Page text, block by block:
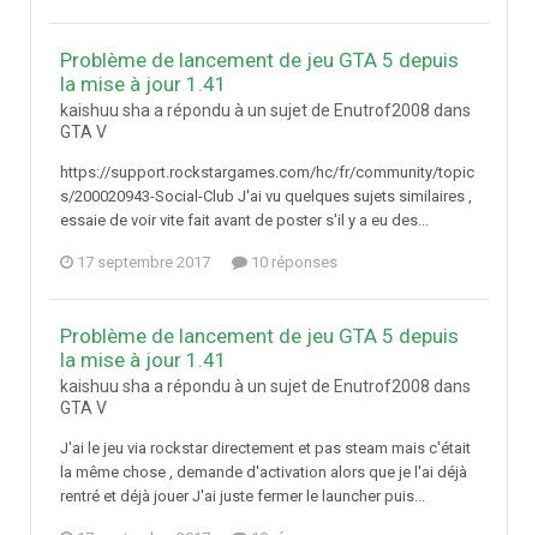
Problème de lancement de jeu GTA 5 depuis
la mise à jour 1.41
kaishuu sha a répondu à un sujet de Enutrof2008 dans
GTA V
https://support.rockstargames.com/hc/fr/community/topic
s/200020943-Social-Club J'ai vu quelques sujets similaires ,
essaie de voir vite fait avant de poster s'il y a eu des...
17 septembre 2017 10 réponses
Problème de lancement de jeu GTA 5 depuis
la mise à jour 1.41
kaishuu sha a répondu à un sujet de Enutrof2008 dans
GTA V
J'ai le jeu via rockstar directement et pas steam mais c'était
la même chose , demande d'activation alors que je l'ai déjà
rentré et déjà jouer J'ai juste fermer le launcher puis...